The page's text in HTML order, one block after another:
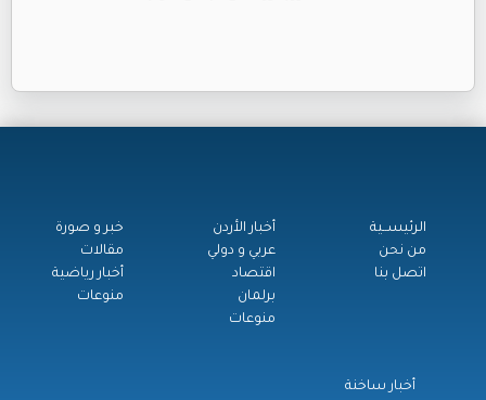
الرئيســية
من نحن
اتصل بنا
أخبار الأردن
عربي و دولي
اقتصاد
برلمان
منوعات
خبر و صورة
مقالات
أخبار رياضية
منوعات
أخبار ساخنة